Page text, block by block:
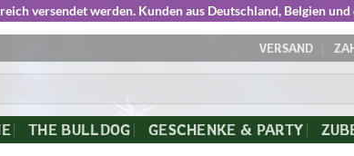
versendet werden. Kunden aus Deutschland, Belgien
VERSAND
THE BULLDOG GESCHENKE & PARTY